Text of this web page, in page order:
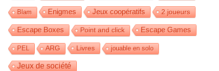
Blam Enigmes Jeux coopératifs 2 joueurs
Escape Boxes Point and click Escape Games
PEL ARG Livres jouable en solo
Jeux de société